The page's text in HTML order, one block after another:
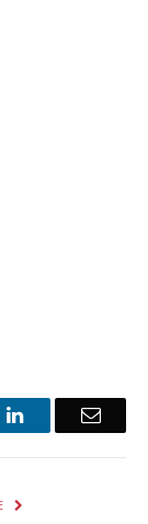
LinkedIn Email